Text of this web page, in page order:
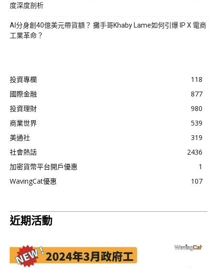
度深度剖析
AI分身創40億美元帶貨額？ 攤手哥Khaby Lame如何引爆 IP X 電商
工業革命？
投資專欄
118
國際金融
877
投資理財
980
商業世界
539
美通社
319
社會熱話
2436
加密貨幣平台開戶優惠
1
WavingCat優惠
107
近期活動